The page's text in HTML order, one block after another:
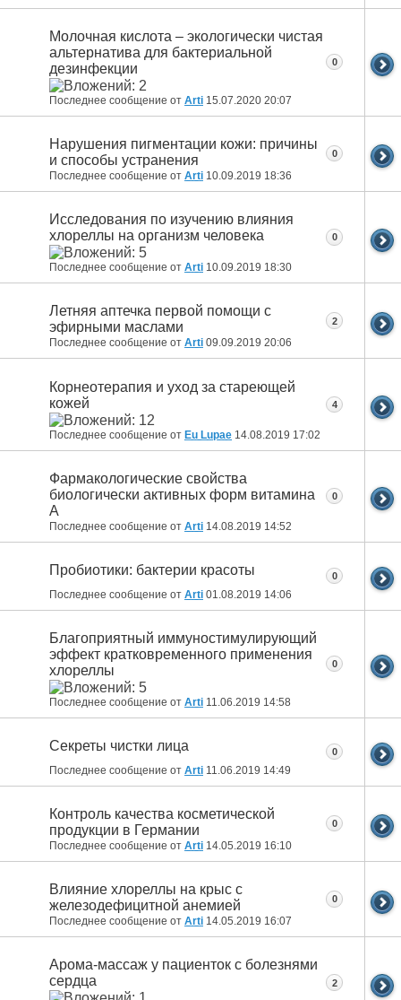
Молочная кислота – экологически чистая
альтернатива для бактериальной
дезинфекции
Последнее сообщение от Arti 15.07.2020 20:07
0
Нарушения пигментации кожи: причины
и способы устранения
Последнее сообщение от Arti 10.09.2019 18:36
0
Исследования по изучению влияния
хлореллы на организм человека
Последнее сообщение от Arti 10.09.2019 18:30
0
Летняя аптечка первой помощи с
эфирными маслами
Последнее сообщение от Arti 09.09.2019 20:06
2
Корнеотерапия и уход за стареющей
кожей
Последнее сообщение от Eu Lupae 14.08.2019 17:02
4
Фармакологические свойства
биологически активных форм витамина
А
Последнее сообщение от Arti 14.08.2019 14:52
0
Пробиотики: бактерии красоты
Последнее сообщение от Arti 01.08.2019 14:06
0
Благоприятный иммуностимулирующий
эффект кратковременного применения
хлореллы
Последнее сообщение от Arti 11.06.2019 14:58
0
Секреты чистки лица
Последнее сообщение от Arti 11.06.2019 14:49
0
Контроль качества косметической
продукции в Германии
Последнее сообщение от Arti 14.05.2019 16:10
0
Влияние хлореллы на крыс с
железодефицитной анемией
Последнее сообщение от Arti 14.05.2019 16:07
0
Арома-массаж у пациенток с болезнями
сердца
2